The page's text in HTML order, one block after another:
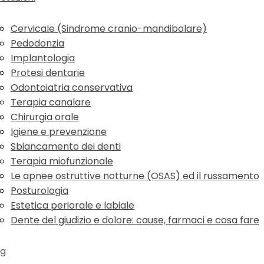
Cervicale (Sindrome cranio-mandibolare)
Pedodonzia
Implantologia
Protesi dentarie
Odontoiatria conservativa
Terapia canalare
Chirurgia orale
Igiene e prevenzione
Sbiancamento dei denti
Terapia miofunzionale
Le apnee ostruttive notturne (OSAS) ed il russamento
Posturologia
Estetica periorale e labiale
Dente del giudizio e dolore: cause, farmaci e cosa fare